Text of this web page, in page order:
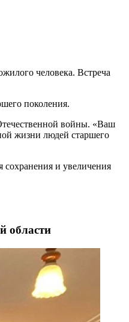
человека. Встреча
поколения.
войны. «Ваш
жизни людей старшего
и увеличения
области